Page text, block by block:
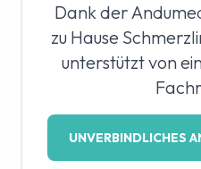
Dank der
zu Hause
unterstützt von
UNVERBINDLICHES